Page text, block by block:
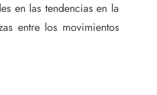
en las tendencias en la
entre los movimientos